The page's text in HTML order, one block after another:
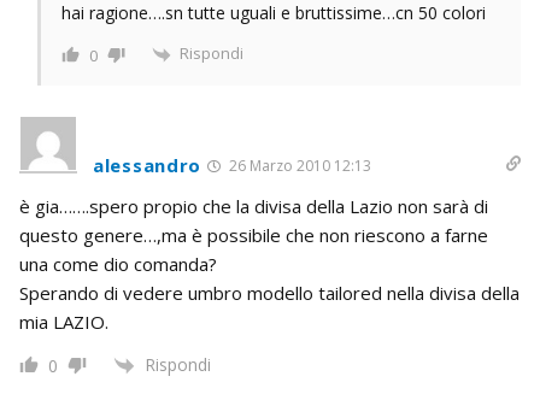
hai ragione….sn tutte uguali e bruttissime…cn 50 colori
0 Rispondi
alessandro 26 Marzo 2010 12:13
è gia…….spero propio che la divisa della Lazio non sarà di
questo genere…,ma è possibile che non riescono a farne
una come dio comanda?
Sperando di vedere umbro modello tailored nella divisa della
mia LAZIO.
0 Rispondi